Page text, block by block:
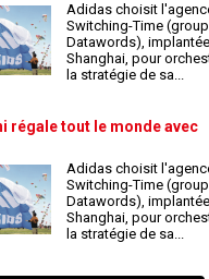
Adidas choisit
Switching-Time
Datawords),
Shanghai, pour
la stratégie de sa...
régale tout le monde avec
Adidas choisit
Switching-Time
Datawords),
Shanghai, pour
la stratégie de sa...